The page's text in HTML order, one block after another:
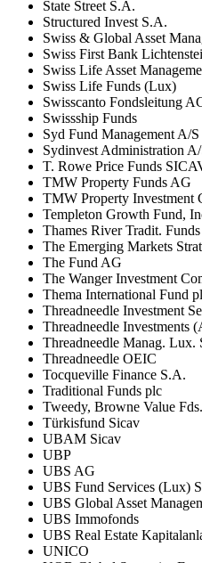
State Street S.A.
Structured Invest S.A.
Swiss & Global Asset
Swiss First Bank
Swiss Life Asset
Swiss Life Funds (Lux)
Swisscanto Fondsleitung
Swissship Funds
Syd Fund Management A/S
Sydinvest Administration
T. Rowe Price Funds
TMW Property Funds AG
TMW Property Investment
Templeton Growth Fund,
Thames River Tradit.
The Emerging Markets
The Fund AG
The Wanger Investment
Thema International Fund
Threadneedle Investment
Threadneedle Investments
Threadneedle Manag. Lux.
Threadneedle OEIC
Tocqueville Finance S.A.
Traditional Funds plc
Tweedy, Browne Value
Türkisfund Sicav
UBAM Sicav
UBP
UBS AG
UBS Fund Services (Lux)
UBS Global Asset
UBS Immofonds
UBS Real Estate
UNICO